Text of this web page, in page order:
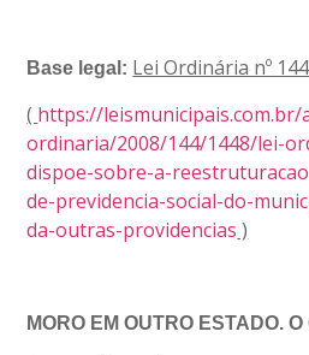
Base legal: Lei Ordinária nº
( https://
ordinaria/2008/144/1448/lei-
dispoe-sobre-a-
de-previdencia-social-do-
da-outras-providencias )
MORO EM OUTRO ESTADO.